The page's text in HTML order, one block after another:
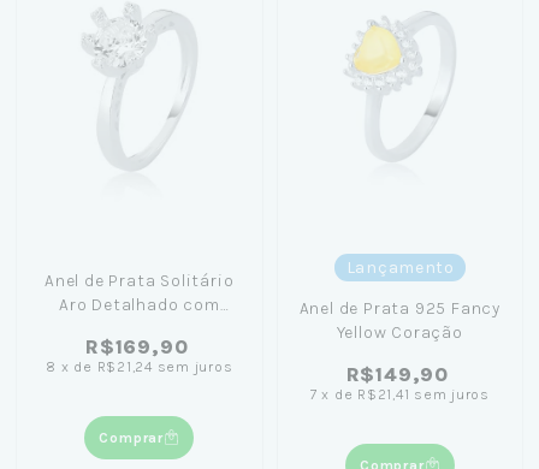
Anel de Prata Solitário
Aro Detalhado com
R$169,90
8 x de R$21,24 sem juros
Comprar
Lançamento
Anel de Prata 925 Fancy
Yellow Coração
R$149,90
7 x de R$21,41 sem juros
Comprar